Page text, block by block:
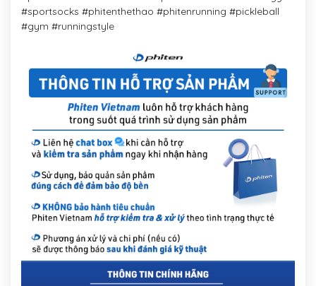
#sportsocks #phitenthethao #phitenrunning #pickleball
#gym #runningstyle